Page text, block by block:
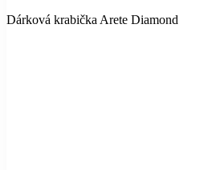
Dárková krabička Arete Diamond